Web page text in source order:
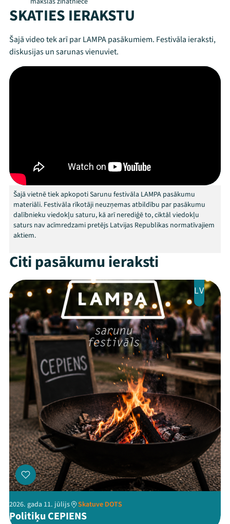
Mana programma
Festivāls
Programma
Ziedo
Veikals
Kontakti
ThreadsFacebookYoutube
X Instagram
Flick TikTok
SKATIES IERAKSTU
Šajā video tek arī par LAMPA pasākumiem. Festivāla ieraksti,
diskusijas un sarunas vienuviet.
Šajā vietnē tiek apkopoti Sarunu festivāla LAMPA pasākumu
materiāli. Festivāla rīkotāji neuzņemas atbildību par pasākumu
dalībnieku viedokļu saturu, kā arī nerediģē to, ciktāl viedokļu
saturs nav acīmredzami pretējs Latvijas Republikas normatīvajiem
aktiem.
Citi pasākumu ieraksti
LV
2026. gada 11. jūlijs Skatuve DOTS
Politiķu CEPIENS